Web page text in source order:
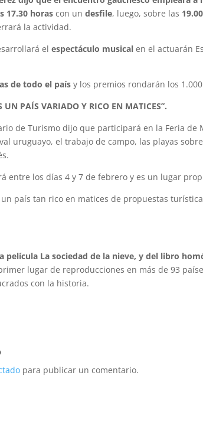
17.30 horas con undesfile, luego, sobre las
la actividad.
elespectáculo musical en el actuarán
de todo el país y los premios rondarán los
UN PAÍS VARIADO Y RICO EN MATICES”.
de Turismo dijo que participará en la Feria de
uruguayo, el trabajo de campo, las playas
entre los días 4 y 7 de febrero y es un lugar
país tan rico en matices de propuestas
película La sociedad de la nieve, y del libro
lugar de reproducciones en más de 93
con la historia.
para publicar un comentario.